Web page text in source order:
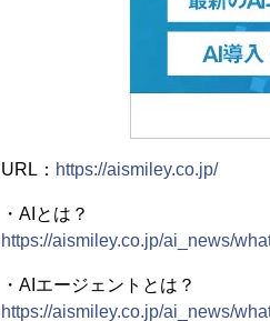
URL： https://aismiley.co.jp/
・AIとは？
https://aismiley.co.jp/ai_news/
・AIエージェントとは？
https://aismiley.co.jp/ai_news/